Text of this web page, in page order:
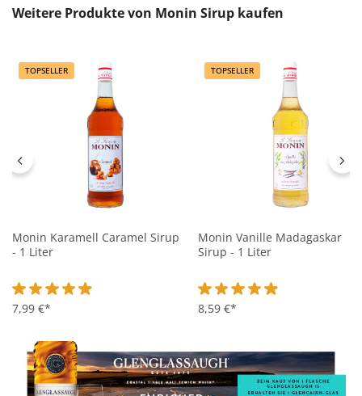
Produktgalerie überspringen
Weitere Produkte von Monin Sirup kaufen
TOPSELLER
Monin Karamell Caramel Sirup
- 1 Liter
Durchschnittliche Bewertung von 4.9 von 5 Sternen
7,99 €*
TOPSELLER
Monin Vanille Madagaskar
Sirup - 1 Liter
Durchschnittliche
8,59 €*